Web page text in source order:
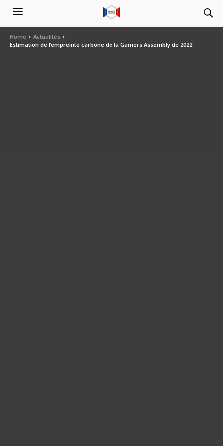
Home
Actualités
Estimation de l’empreinte carbone de la Gamers Assembly de 2022